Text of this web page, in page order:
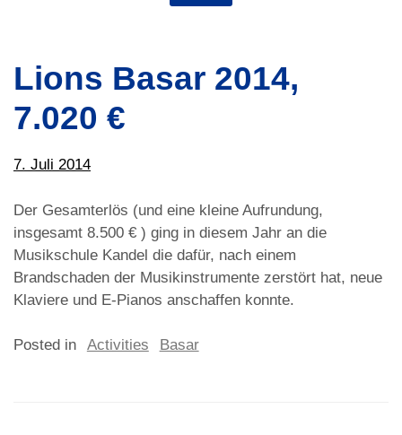
Lions Basar 2014,
7.020 €
7. Juli 2014
Der Gesamterlös (und eine kleine Aufrundung,
insgesamt 8.500 € ) ging in diesem Jahr an die
Musikschule Kandel die dafür, nach einem
Brandschaden der Musikinstrumente zerstört hat, neue
Klaviere und E-Pianos anschaffen konnte.
Posted in Activities Basar